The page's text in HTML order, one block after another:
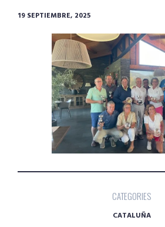
19 SEPTIEMBRE, 2025
CATEGORIES
CATALUÑA